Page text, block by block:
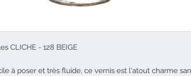
CLICHE - 128 BEIGE
à poser et très fluide, ce vernis est l'atout charme